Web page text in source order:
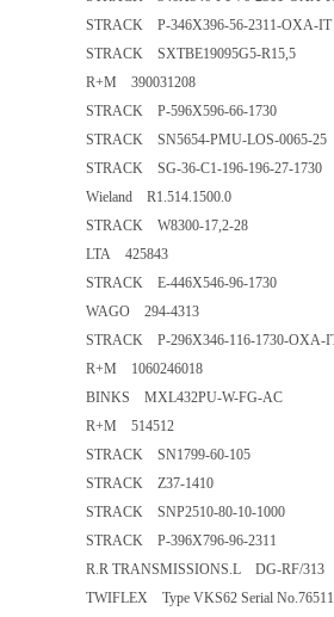
STRACK P-346X396-56-2311-OXA-IT
STRACK SXTBE19095G5-R15,5
R+M 390031208
STRACK P-596X596-66-1730
STRACK SN5654-PMU-LOS-0065-25
STRACK SG-36-C1-196-196-27-1730
Wieland R1.514.1500.0
STRACK W8300-17,2-28
LTA 425843
STRACK E-446X546-96-1730
WAGO 294-4313
STRACK P-296X346-116-1730-OXA-
R+M 1060246018
BINKS MXL432PU-W-FG-AC
R+M 514512
STRACK SN1799-60-105
STRACK Z37-1410
STRACK SNP2510-80-10-1000
STRACK P-396X796-96-2311
R.R TRANSMISSIONS.L DG-RF/313
TWIFLEX Type VKS62 Serial